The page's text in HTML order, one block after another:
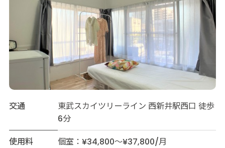
交通
東武スカイツリーライン 西新井駅西口 徒歩
6分
使用料
個室：¥34,800～¥37,800/月